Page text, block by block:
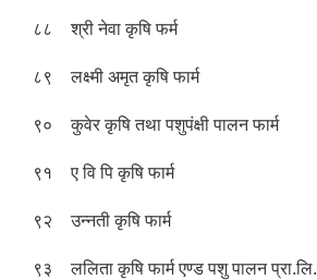
८८ श्री नेवा कृषि फर्म
८९ लक्ष्मी अमृत कृषि फार्म
९० कुवेर कृषि तथा पशुपंक्षी पालन फार्म
९१ ए वि पि कृषि फार्म
९२ उन्नती कृषि फार्म
९३ ललिता कृषि फार्म एण्ड पशु पालन प्रा.लि.